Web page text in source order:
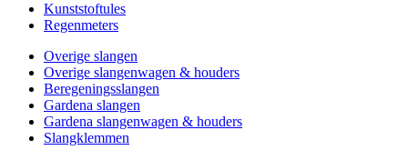
Kunststoftules
Regenmeters
Overige slangen
Overige slangenwagen & houders
Beregeningsslangen
Gardena slangen
Gardena slangenwagen & houders
Slangklemmen